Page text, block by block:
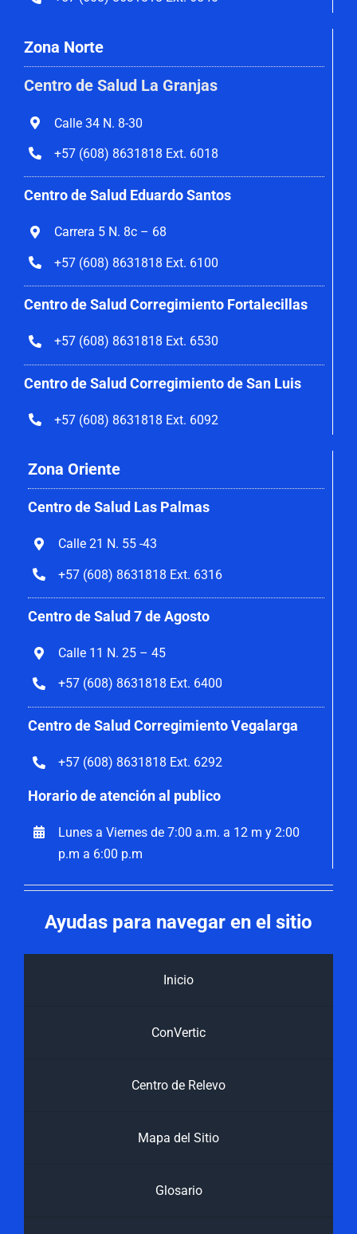
Zona Norte
Centro de Salud La Granjas
Calle 34 N. 8-30
+57 (608) 8631818 Ext. 6018
Centro de Salud Eduardo Santos
Carrera 5 N. 8c – 68
+57 (608) 8631818 Ext. 6100
Centro de Salud Corregimiento Fortalecillas
+57 (608) 8631818 Ext. 6530
Centro de Salud Corregimiento de San Luis
+57 (608) 8631818 Ext. 6092
Zona Oriente
Centro de Salud Las Palmas
Calle 21 N. 55 -43
+57 (608) 8631818 Ext. 6316
Centro de Salud 7 de Agosto
Calle 11 N. 25 – 45
+57 (608) 8631818 Ext. 6400
Centro de Salud Corregimiento Vegalarga
+57 (608) 8631818 Ext. 6292
Horario de atención al publico
Lunes a Viernes de 7:00 a.m. a 12 m y 2:00
p.m a 6:00 p.m
Ayudas para navegar en el sitio
Inicio
ConVertic
Centro de Relevo
Mapa del Sitio
Glosario